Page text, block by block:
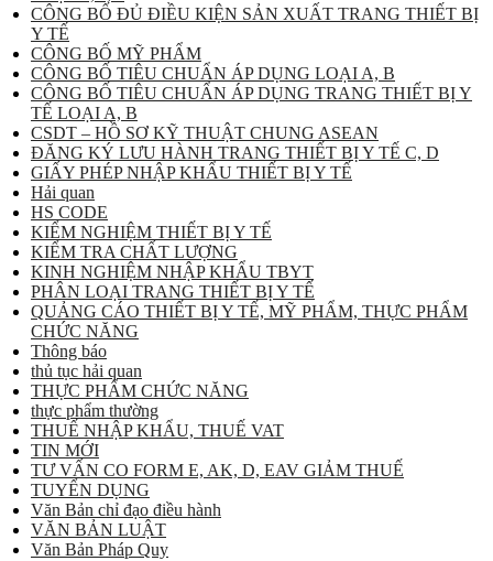
CÔNG BỐ ĐỦ ĐIỀU KIỆN SẢN XUẤT TRANG THIẾT BỊ
Y TẾ
CÔNG BỐ MỸ PHẨM
CÔNG BỐ TIÊU CHUẨN ÁP DỤNG LOẠI A, B
CÔNG BỐ TIÊU CHUẨN ÁP DỤNG TRANG THIẾT BỊ Y
TẾ LOẠI A, B
CSDT – HỒ SƠ KỸ THUẬT CHUNG ASEAN
ĐĂNG KÝ LƯU HÀNH TRANG THIẾT BỊ Y TẾ C, D
GIẤY PHÉP NHẬP KHẨU THIẾT BỊ Y TẾ
Hải quan
HS CODE
KIỂM NGHIỆM THIẾT BỊ Y TẾ
KIỂM TRA CHẤT LƯỢNG
KINH NGHIỆM NHẬP KHẨU TBYT
PHÂN LOẠI TRANG THIẾT BỊ Y TẾ
QUẢNG CÁO THIẾT BỊ Y TẾ, MỸ PHẨM, THỰC PHẨM
CHỨC NĂNG
Thông báo
thủ tục hải quan
THỰC PHẨM CHỨC NĂNG
thực phẩm thường
THUẾ NHẬP KHẨU, THUẾ VAT
TIN MỚI
TƯ VẤN CO FORM E, AK, D, EAV GIẢM THUẾ
TUYỂN DỤNG
Văn Bản chỉ đạo điều hành
VĂN BẢN LUẬT
Văn Bản Pháp Quy